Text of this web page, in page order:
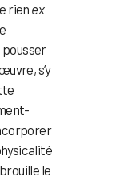
rienex
s’y
le